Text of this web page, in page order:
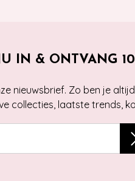
IN & ONTVANG
nieuwsbrief. Zo ben je
collecties, laatste trends,